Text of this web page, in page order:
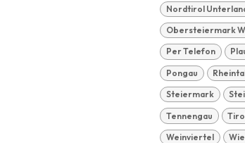
Nordtirol
Obersteiermark
Per Telefon
Pongau
Steiermark
Tennengau
Weinviertel